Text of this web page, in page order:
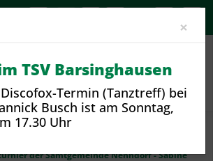
der Samtgemeinde Nenndorf - Sabine
×
TSV Barsinghausen
Termin (Tanztreff) bei
Busch ist am Sonntag,
17.30 Uhr